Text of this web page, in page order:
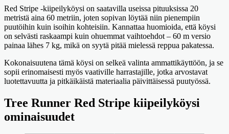
Red Stripe -kiipeilyköysi on saatavilla useissa pituuksissa 20
metristä aina 60 metriin, joten sopivan löytää niin pienempiin
puutöihin kuin isoihin kohteisiin. Kannattaa huomioida, että köysi
on selvästi raskaampi kuin ohuemmat vaihtoehdot – 60 m versio
painaa lähes 7 kg, mikä on syytä pitää mielessä reppua pakatessa.
Kokonaisuutena tämä köysi on selkeä valinta ammattikäyttöön, ja se
sopii erinomaisesti myös vaativille harrastajille, jotka arvostavat
luotettavuutta ja pitkäikäistä materiaalia päivittäisessä puutyössä.
Tree Runner Red Stripe kiipeilyköysi
ominaisuudet